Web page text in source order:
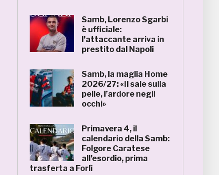
Samb, Lorenzo Sgarbi
è ufficiale:
l’attaccante arriva in
prestito dal Napoli
Samb, la maglia Home
2026/27: «Il sale sulla
pelle, l’ardore negli
occhi»
Primavera 4, il
calendario della Samb:
Folgore Caratese
all’esordio, prima
trasferta a Forlì